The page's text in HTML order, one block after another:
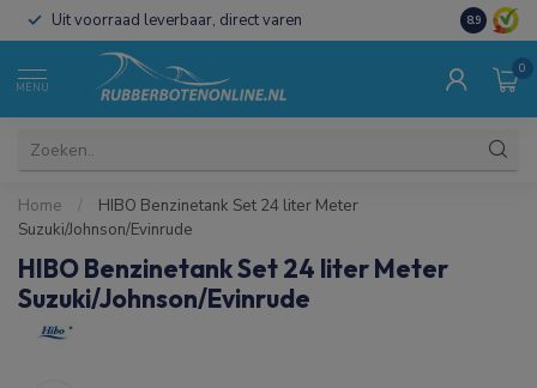
Uit voorraad leverbaar, direct varen Al 15 jaar
8.9
MENU
0
Home /
HIBO Benzinetank Set 24 liter Meter
Suzuki/Johnson/Evinrude
HIBO Benzinetank Set 24 liter Meter
Suzuki/Johnson/Evinrude